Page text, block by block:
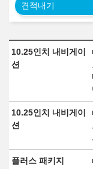
견적내기
10.25인치 내비게이
션
10.25인치 내비게이
션
플러스 패키지